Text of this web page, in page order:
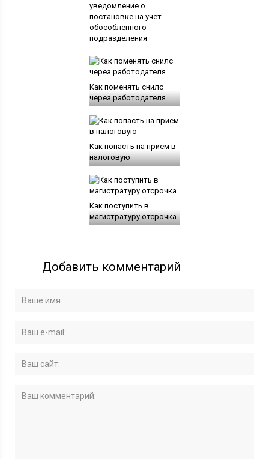
уведомление о
постановке на учет
обособленного
подразделения
Как поменять снилс
через работодателя
Как попасть на прием в
налоговую
Как поступить в
магистратуру отсрочка
Добавить комментарий